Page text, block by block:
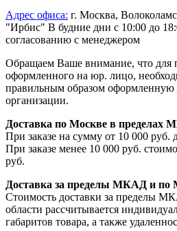
Адрес офиса: г. Москва,
"Ирбис" В будние дни с 10:00 до
согласованию с менеджером
Обращаем Ваше внимание, что для
оформленного на юр. лицо,
правильным образом оформленную
организации.
Доставка по Москве в пределах
При заказе на сумму от 10 000 руб.
При заказе менее 10 000 руб.
руб.
Доставка за пределы МКАД и по
Стоимость доставки за пределы
области рассчитывается
габаритов товара, а также